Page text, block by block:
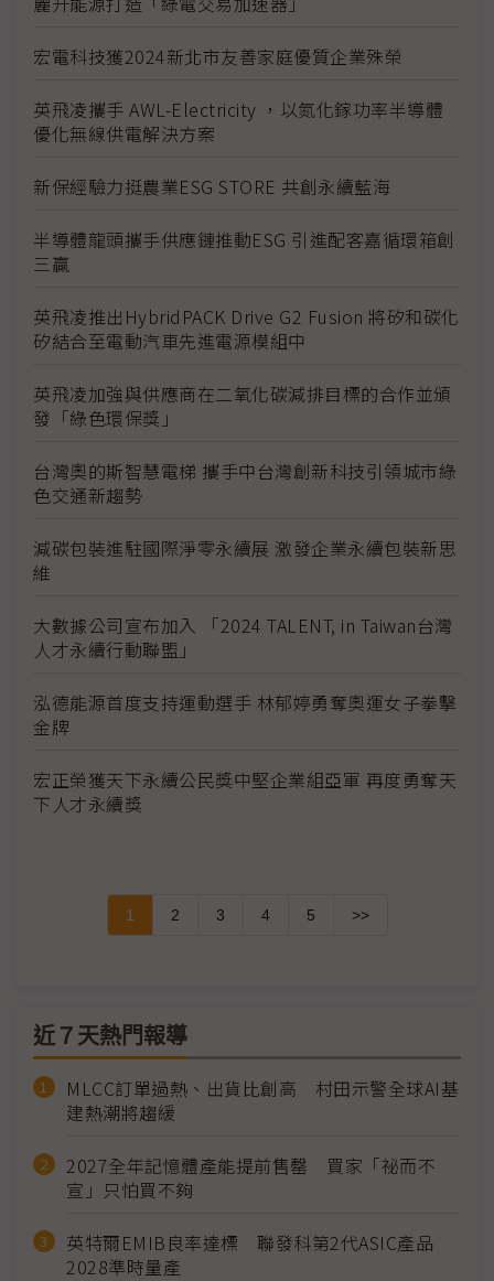
宏電科技獲2024新北市友善家庭優質企業殊榮
英飛凌攜手 AWL-Electricity ，以氮化鎵功率半導體
優化無線供電解決方案
新保經驗力挺農業ESG STORE 共創永續藍海
半導體龍頭攜手供應鏈推動ESG 引進配客嘉循環箱創
三贏
英飛凌推出HybridPACK Drive G2 Fusion 將矽和碳化
矽結合至電動汽車先進電源模組中
英飛凌加強與供應商在二氧化碳減排目標的合作並頒
發「綠色環保獎」
台灣奧的斯智慧電梯 攜手中台灣創新科技引領城市綠
色交通新趨勢
減碳包裝進駐國際淨零永續展 激發企業永續包裝新思
維
大數據公司宣布加入 「2024 TALENT, in Taiwan台灣
人才永續行動聯盟」
泓德能源首度支持運動選手 林郁婷勇奪奧運女子拳擊
金牌
宏正榮獲天下永續公民獎中堅企業組亞軍 再度勇奪天
下人才永續獎
1 2 3 4 5 >>
近７天熱門報導
MLCC訂單過熱、出貨比創高 村田示警全球AI基
建熱潮將趨緩
2027全年記憶體產能提前售罄 買家「祕而不
宣」只怕買不夠
英特爾EMIB良率達標 聯發科第2代ASIC產品
2028準時量產